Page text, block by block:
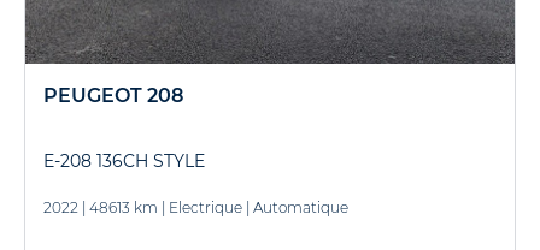
PEUGEOT 208
E-208 136CH STYLE
2022 48613 km Electrique Automatique